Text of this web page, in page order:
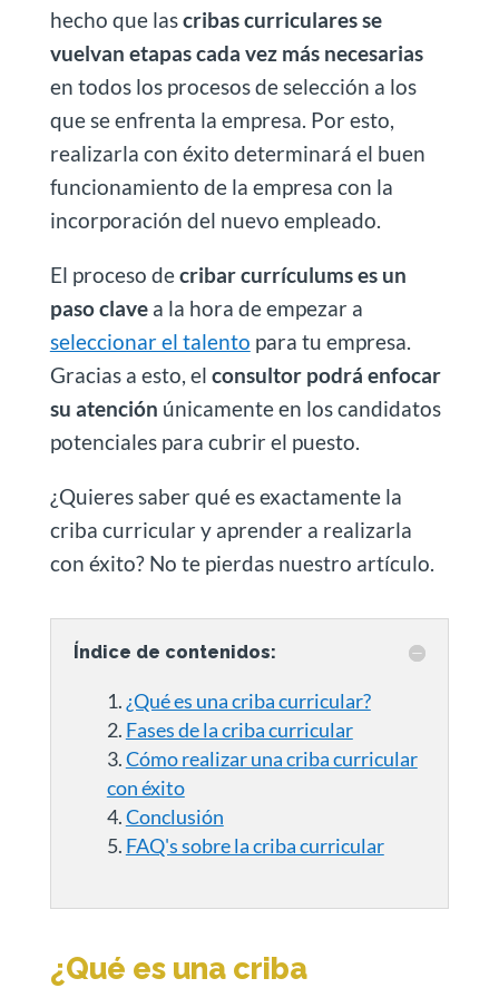
hecho que lascribas curriculares se
vuelvan etapas cada vez más necesarias
en todos los procesos de selección a los
que se enfrenta la empresa. Por esto,
realizarla con éxito determinará el buen
funcionamiento de la empresa con la
incorporación del nuevo empleado.
El proceso decribar currículums es un
paso clavea la hora de empezar a
seleccionar el talento para tu empresa.
Gracias a esto, el consultor podrá enfocar
su atención únicamente en los candidatos
potenciales para cubrir el puesto.
¿Quieres saber qué es exactamente la
criba curricular y aprender a realizarla
con éxito? No te pierdas nuestro artículo.
Índice de contenidos:
¿Qué es una criba curricular?
Fases de la criba curricular
Cómo realizar una criba curricular
con éxito
Conclusión
FAQ's sobre la criba curricular
¿Qué es una criba